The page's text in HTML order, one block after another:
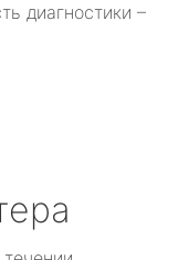
диагностики –